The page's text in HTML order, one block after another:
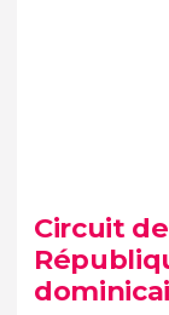
Non évalué
Haitises
Circuit